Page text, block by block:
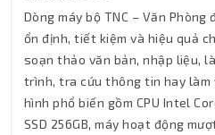
Dòng máy bộ TNC – Văn
ổn định, tiết kiệm và hiệu quả
soạn thảo văn bản, nhập liệu,
trình, tra cứu thông tin hay làm
hình phổ biến gồm CPU Intel
SSD 256GB, máy hoạt động